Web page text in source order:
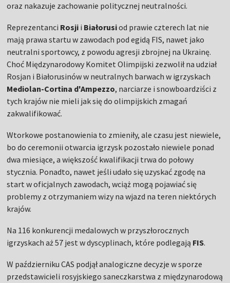
oraz nakazuje zachowanie politycznej neutralności.
Reprezentanci Rosji i Białorusiod prawie czterech lat nie
mają prawa startu w zawodach pod egidą FIS, nawet jako
neutralni sportowcy, z powodu agresji zbrojnej na Ukrainę.
Choć Międzynarodowy Komitet Olimpijski zezwolił na udział
Rosjan i Białorusinów w neutralnych barwach w igrzyskach
Mediolan-Cortina d'Ampezzo, narciarze i snowboardziści z
tych krajów nie mieli jak się do olimpijskich zmagań
zakwalifikować.
Wtorkowe postanowienia to zmieniły, ale czasu jest niewiele,
bo do ceremonii otwarcia igrzysk pozostało niewiele ponad
dwa miesiące, a większość kwalifikacji trwa do połowy
stycznia. Ponadto, nawet jeśli udało się uzyskać zgodę na
start w oficjalnych zawodach, wciąż mogą pojawiać się
problemy z otrzymaniem wizy na wjazd na teren niektórych
krajów.
Na 116 konkurencji medalowych w przyszłorocznych
igrzyskach aż 57 jest w dyscyplinach, które podlegają FIS.
W październiku CAS podjął analogiczne decyzje w sporze
przedstawicieli rosyjskiego saneczkarstwa z międzynarodową